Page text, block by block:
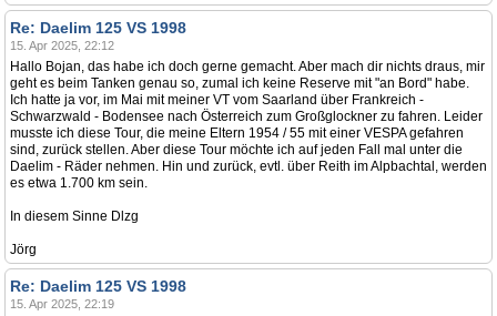
Re: Daelim 125 VS 1998
15. Apr 2025, 22:12
Hallo Bojan, das habe ich doch gerne gemacht. Aber mach dir nichts draus, mir
geht es beim Tanken genau so, zumal ich keine Reserve mit "an Bord" habe.
Ich hatte ja vor, im Mai mit meiner VT vom Saarland über Frankreich -
Schwarzwald - Bodensee nach Österreich zum Großglockner zu fahren. Leider
musste ich diese Tour, die meine Eltern 1954 / 55 mit einer VESPA gefahren
sind, zurück stellen. Aber diese Tour möchte ich auf jeden Fall mal unter die
Daelim - Räder nehmen. Hin und zurück, evtl. über Reith im Alpbachtal, werden
es etwa 1.700 km sein.
In diesem Sinne Dlzg
Jörg
Re: Daelim 125 VS 1998
15. Apr 2025, 22:19